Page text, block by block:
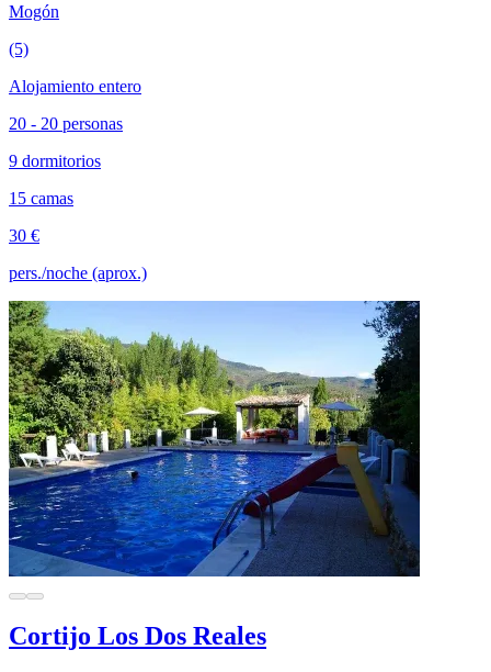
Mogón
(5)
Alojamiento entero
20 - 20 personas
9 dormitorios
15 camas
30 €
pers./noche (aprox.)
Cortijo Los Dos Reales